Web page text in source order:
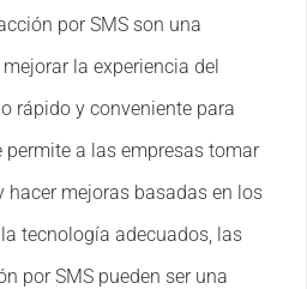
por SMS son una
la experiencia del
rápido y conveniente para
permite a las empresas tomar
mejoras basadas en los
tecnología adecuados, las
por SMS pueden ser una